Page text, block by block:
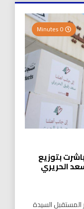
بتوزيع
الحريري
المستقبل السيدة